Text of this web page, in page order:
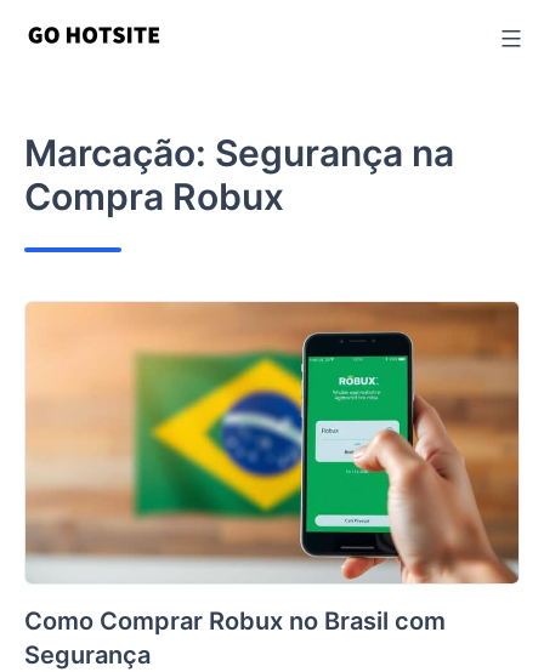
Marcação: Segurança na
Compra Robux
Como Comprar Robux no Brasil com
Segurança